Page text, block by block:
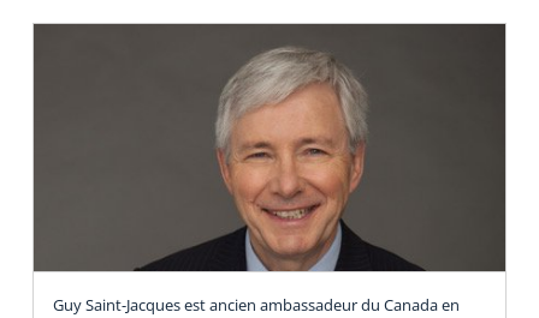
Guy Saint-Jacques est ancien ambassadeur du Canada en